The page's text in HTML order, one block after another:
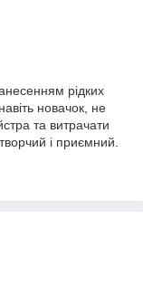
рідких
новачок, не
та витрачати
і приємний.